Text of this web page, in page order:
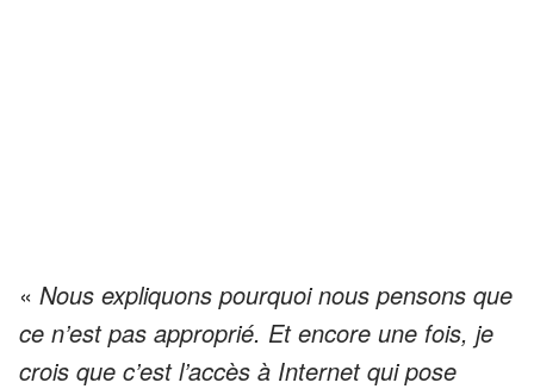
« Nous expliquons pourquoi nous pensons que
ce n’est pas approprié. Et encore une fois, je
crois que c’est l’accès à Internet qui pose